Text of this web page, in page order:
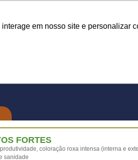
em nosso site e personalizar
FORTES
coloração roxa intensa (interna e
sanidade